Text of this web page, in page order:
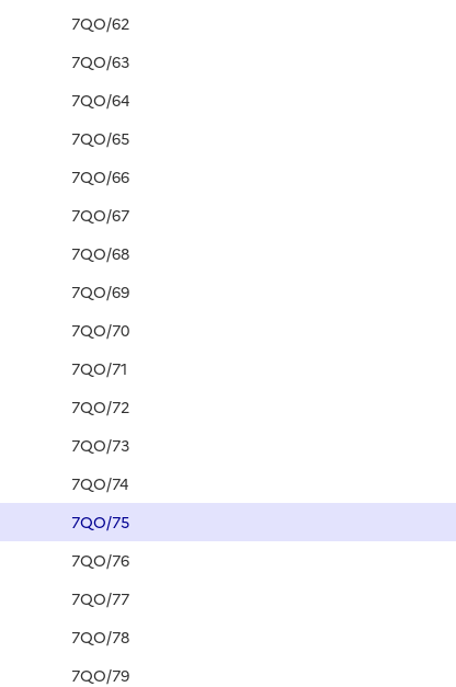
7QO/62
7QO/63
7QO/64
7QO/65
7QO/66
7QO/67
7QO/68
7QO/69
7QO/70
7QO/71
7QO/72
7QO/73
7QO/74
7QO/75
7QO/76
7QO/77
7QO/78
7QO/79